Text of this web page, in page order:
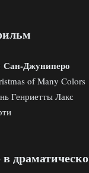
Сан-Джуниперо
of Many Colors
Генриетты Лакс